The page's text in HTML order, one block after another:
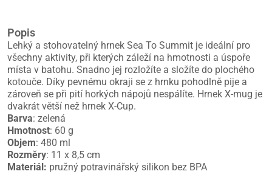
Popis
Lehký a stohovatelný hrnek Sea To Summit je ideální pro
všechny aktivity, při kterých záleží na hmotnosti a úspoře
místa v batohu. Snadno jej rozložíte a složíte do plochého
kotouče. Díky pevnému okraji se z hrnku pohodlně pije a
zároveň se při pití horkých nápojů nespálíte. Hrnek X-mug je
dvakrát větší než hrnek X-Cup.
Barva: zelená
Hmotnost: 60 g
Objem: 480 ml
Rozměry: 11 x 8,5 cm
Materiál: pružný potravinářský silikon bez BPA